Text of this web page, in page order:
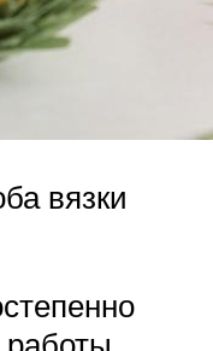
вязки